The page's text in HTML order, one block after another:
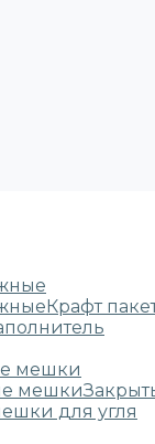
Крафт
мешки
мешки
для угля